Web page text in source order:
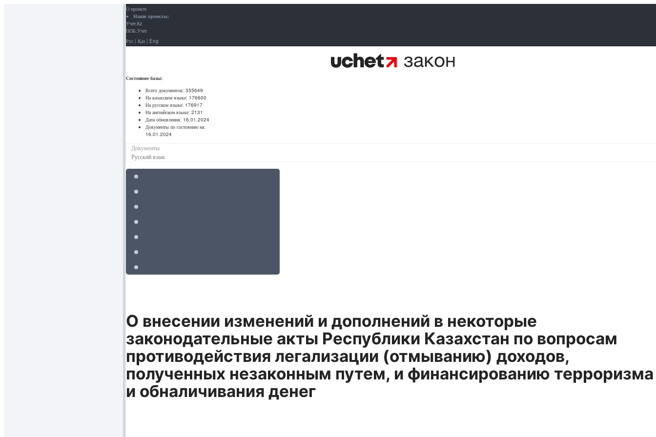
О проекте
Наши проекты:
Учёт.kz
ПОБ.Учёт
Рус | Қаз | Eng
Состояние базы:
Всего документов: 355649
На казахском языке: 176600
На русском языке: 176917
На английском языке: 2131
Дата обновления: 16.01.2024
Документы по состоянию на:
16.01.2024
Документы
Русский язык
О внесении изменений и дополнений в некоторые
законодательные акты Республики Казахстан по вопросам
противодействия легализации (отмыванию) доходов,
полученных незаконным путем, и финансированию терроризма
и обналичивания денег